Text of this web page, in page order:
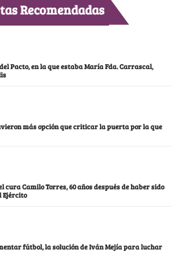
Recomendadas
Pacto, en la que estaba María Fda. Carrascal,
más opción que criticar la puerta por la que
cura Camilo Torres, 60 años después de haber sido
Ejército
fútbol, la solución de Iván Mejía para luchar